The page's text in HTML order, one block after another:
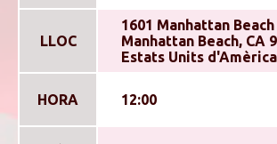
LLOC
1601 Manhattan
Manhattan Beach, CA
Estats Units d'Amèrica
HORA 12:00